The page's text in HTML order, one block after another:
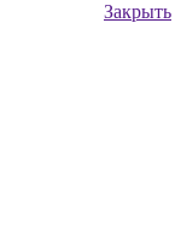
Закрыть